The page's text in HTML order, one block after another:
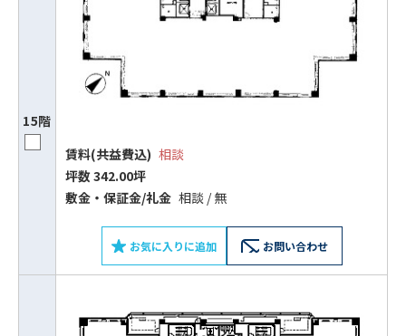
15階
賃料(共益費込) 相談
坪数 342.00坪
敷⾦‧保証⾦/礼⾦ 相談 / 無
お気に入りに追加 お問い合わせ